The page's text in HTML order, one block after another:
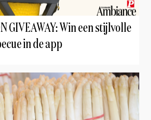
GIVEAWAY: Win een stijlvolle
in de app